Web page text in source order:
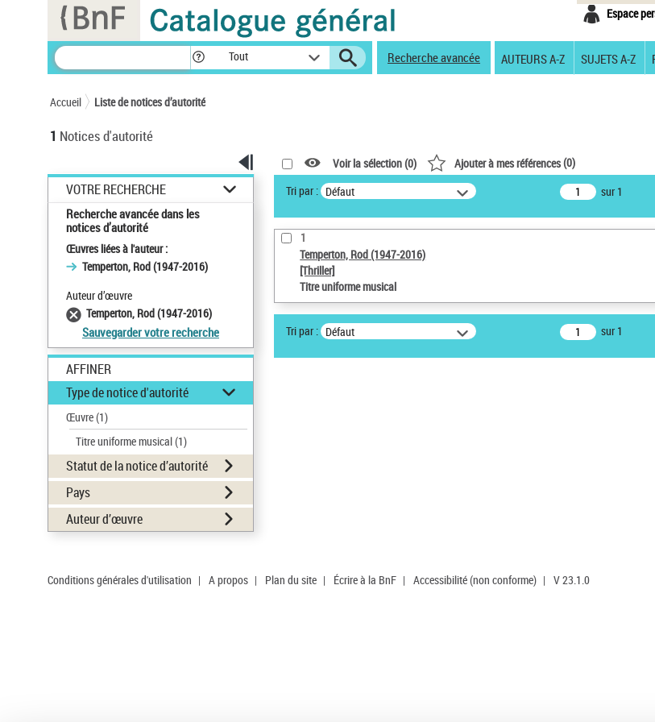
Espace
Tout Recherche avancée AUTEURS A-Z SUJETS A-Z
Accueil Liste de notices d’autorité
1 Notices d'autorité
VOTRE RECHERCHE
Recherche avancée dans les
notices d’autorité
Œuvres liées à l'auteur :
Temperton, Rod (1947-2016)
Auteur d’œuvre
Temperton, Rod (1947-2016)
Sauvegarder votre recherche
AFFINER
Type de notice d'autorité
Œuvre(1)
Titre uniforme musical(1)
Statut de la notice d’autorité
Pays
Auteur d’œuvre
Voir la sélection (0) Ajouter à mes références(0)
Tri par : Défaut sur 1
1
Temperton, Rod (1947-2016)
[Thriller]
Titre uniforme musical
Tri par : Défaut sur 1
Conditions générales d'utilisation | A propos | Plan du site | Écrire à la BnF | Accessibilité (non conforme) | V 23.1.0
Panneau de gestion des cookies